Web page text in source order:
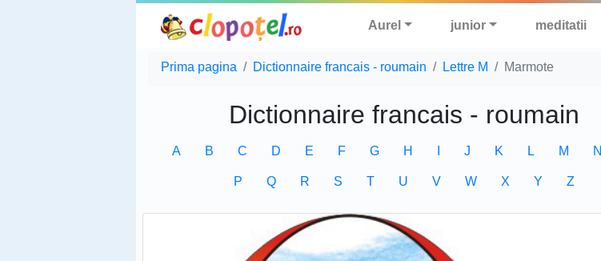
Aurel junior meditatii
Prima pagina Dictionnaire francais - roumain Lettre M Marmote
Dictionnaire francais - roumain
A B C D E F G H J K L M N
P Q R S T U V W X Y Z